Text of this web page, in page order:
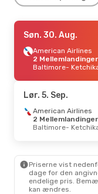
Fre. 18. Sep.- Fre.
Icelandair 2
København-
Alaska Airlines
Ketchikan, AK-
Søn. 30. Aug.
American Airlines
2 Mellemlandinger
Baltimore-
Lør. 5. Sep.
American Airlines
2 Mellemlandinger
Baltimore-
Priserne vist
dage for den
endelige pris.
kan ændres.